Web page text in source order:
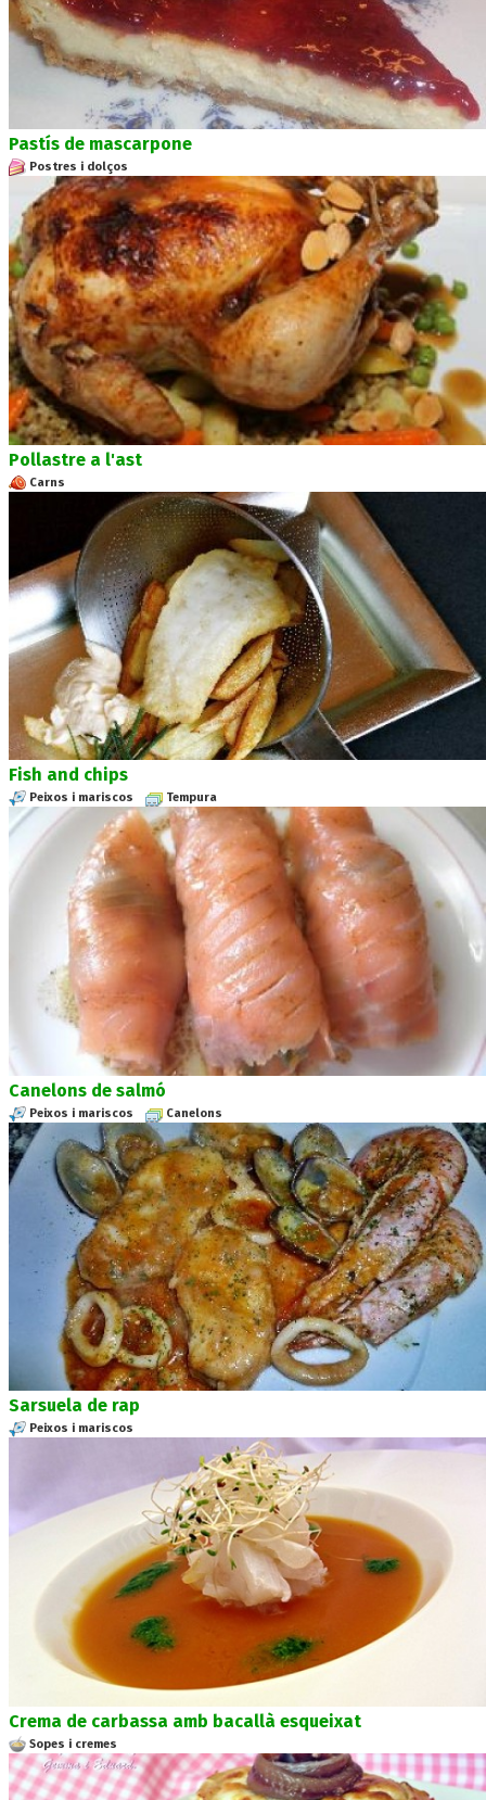
Pastís de mascarpone
Postres i dolços
Pollastre a l'ast
Carns
Fish and chips
Peixos i mariscos Tempura
Canelons de salmó
Peixos i mariscos Canelons
Sarsuela de rap
Peixos i mariscos
Crema de carbassa amb bacallà esqueixat
Sopes i cremes